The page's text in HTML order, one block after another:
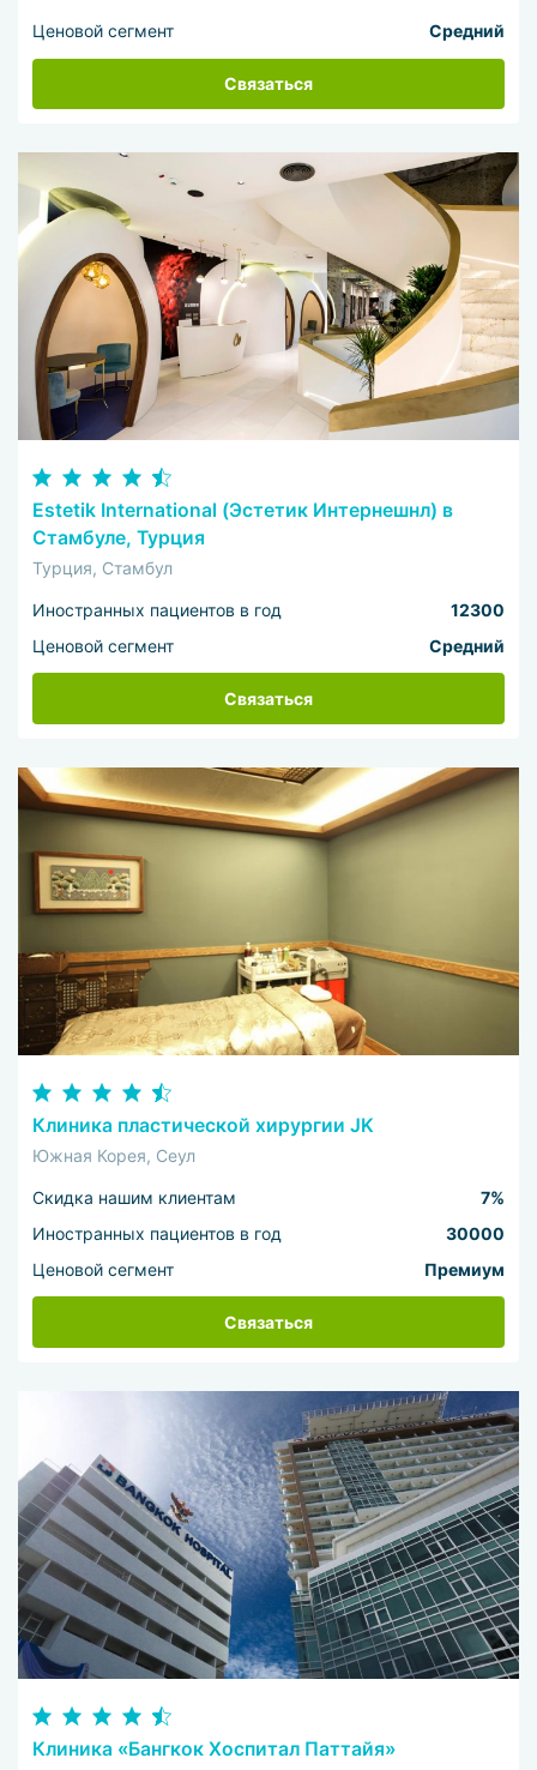
Ценовой сегмент Средний
Связаться
Estetik International (Эстетик Интернешнл) в
Стамбуле, Турция
Турция, Стамбул
Иностранных пациентов в год
12300
Ценовой сегмент
Средний
Связаться
Клиника пластической хирургии JK
Южная Корея, Сеул
Скидка нашим клиентам
7%
Иностранных пациентов в год
30000
Ценовой сегмент
Премиум
Связаться
Клиника «Бангкок Хоспитал Паттайя»